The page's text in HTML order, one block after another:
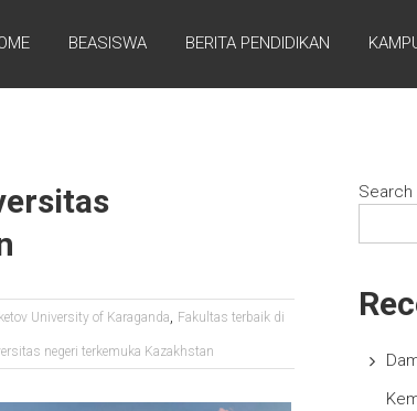
BEASISWA BERITA PENDIDIKAN
University of Karaganda, Fakultas terbaik di
negeri terkemuka Kazakhstan
Search